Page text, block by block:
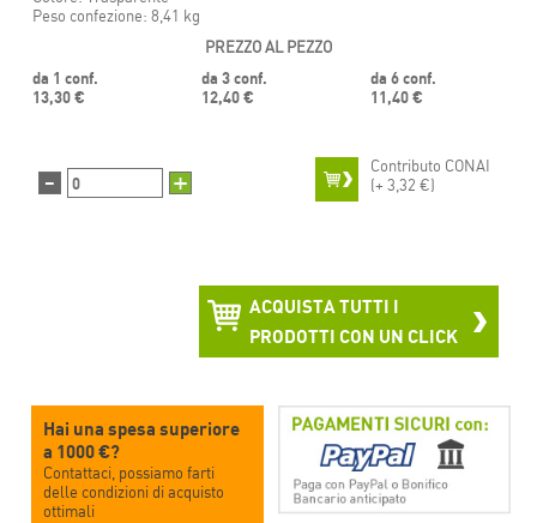
Peso confezione: 8,41 kg
PREZZO AL PEZZO
da 1 conf.
13,30 €
da 3 conf.
12,40 €
da 6 conf.
11,40 €
- +
Contributo CONAI
(+ 3,32 €)
ACQUISTA TUTTI I
PRODOTTI CON UN CLICK
Hai una spesa superiore
a 1000 €?
Contattaci, possiamo farti
delle condizioni di acquisto
ottimali